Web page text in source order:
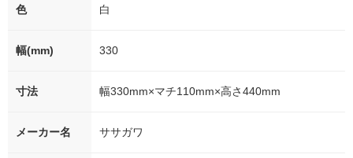
色 白
幅(mm) 330
寸法 幅330mm×マチ110mm×高さ440mm
メーカー名 ササガワ